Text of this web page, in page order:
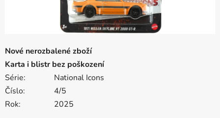
Nové nerozbalené zboží
Karta i blistr bez poškození
Série:
National Icons
Číslo:
4/5
Rok:
2025